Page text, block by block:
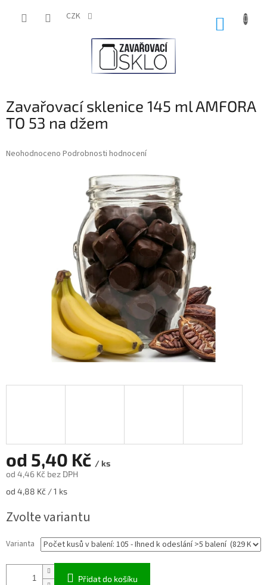
CZK
Zavařovací sklenice 145 ml AMFORA
TO 53 na džem
Průměrné
Neohodnoceno Podrobnosti hodnocení
od 5,40 Kč / ks
od 4,46 Kč bez DPH
Měrná
od 4,88 Kč / 1 ks
Zvolte variantu
Varianta
Přidat do košíku